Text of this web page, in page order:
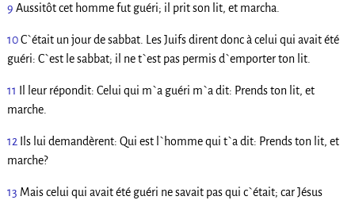
9 Aussitôt cet homme fut guéri; il prit son lit, et marcha.
10C`était un jour de sabbat. Les Juifs dirent donc à celui qui avait été
guéri: C`est le sabbat; il ne t`est pas permis d`emporter ton lit.
11 Il leur répondit: Celui qui m`a guéri m`a dit: Prends ton lit, et
marche.
12 Ils lui demandèrent: Qui est l`homme qui t`a dit: Prends ton lit, et
marche?
13 Mais celui qui avait été guéri ne savait pas qui c`était; car Jésus